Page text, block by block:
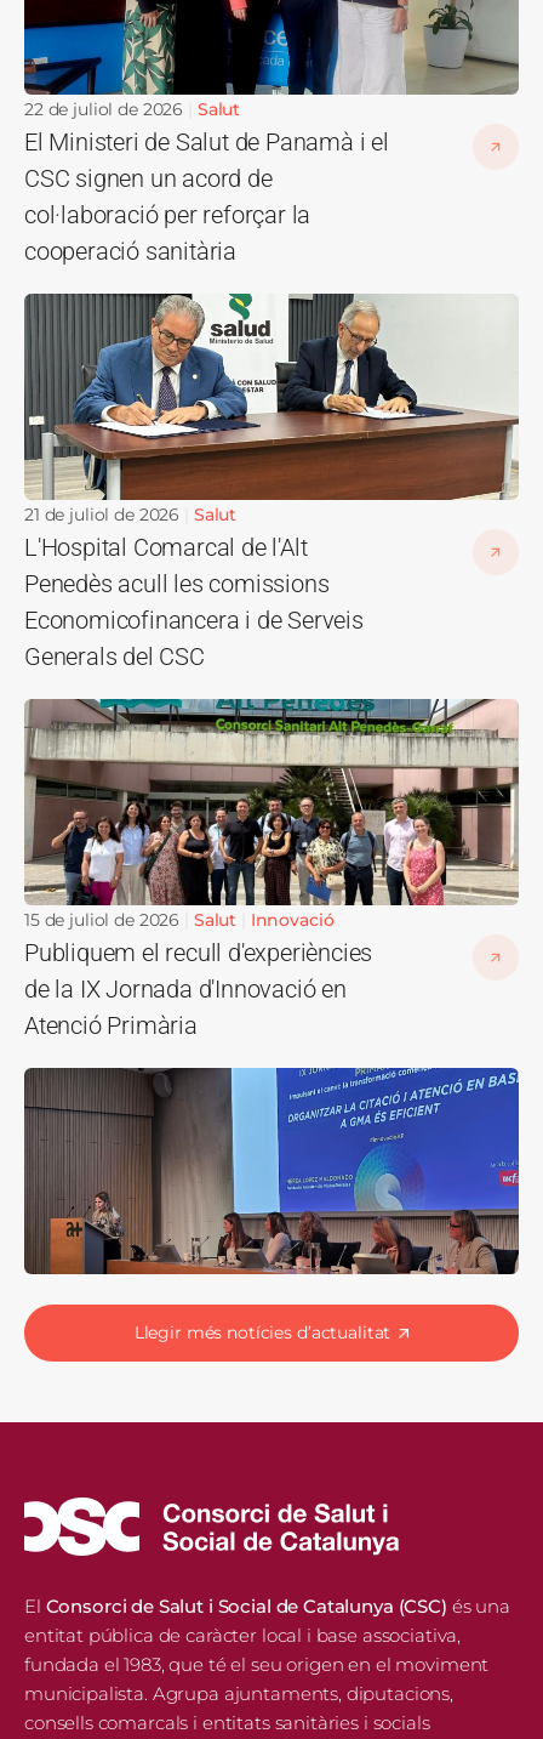
22 de juliol de 2026 Salut
El Ministeri de Salut de Panamà i el
CSC signen un acord de
col·laboració per reforçar la
cooperació sanitària
Imatge
21 de juliol de 2026 Salut
L'Hospital Comarcal de l'Alt
Penedès acull les comissions
Economicofinancera i de Serveis
Generals del CSC
Imatge
15 de juliol de 2026 Salut Innovació
Publiquem el recull d'experiències
de la IX Jornada d'Innovació en
Atenció Primària
Imatge
Llegir més notícies d’actualitat
El Consorci de Salut i Social de Catalunya (CSC) és una
entitat pública de caràcter local i base associativa,
fundada el 1983, que té el seu origen en el moviment
municipalista. Agrupa ajuntaments, diputacions,
consells comarcals i entitats sanitàries i socials